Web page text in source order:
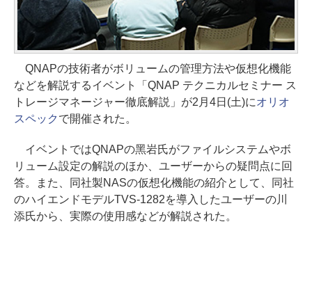
QNAPの技術者がボリュームの管理方法や仮想化機能
などを解説するイベント「QNAP テクニカルセミナー ス
トレージマネージャー徹底解説」が2月4日(土)にオリオ
スペック で開催された。
イベントではQNAPの黑岩氏がファイルシステムやボ
リューム設定の解説のほか、ユーザーからの疑問点に回
答。また、同社製NASの仮想化機能の紹介として、同社
のハイエンドモデルTVS-1282を導入したユーザーの川
添氏から、実際の使用感などが解説された。